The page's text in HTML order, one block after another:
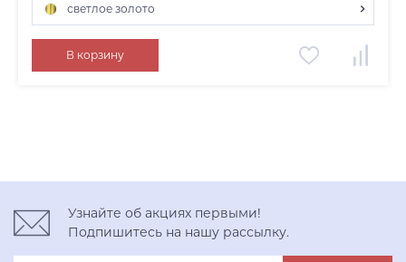
светлое золото
графит
нержавеющая сталь
В корзину
Узнайте об акциях первыми!
Подпишитесь на нашу рассылку.